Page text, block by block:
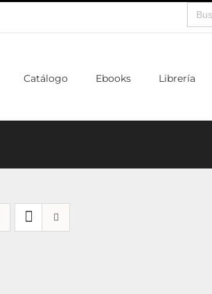
Buscar:
Catálogo Ebooks Librería